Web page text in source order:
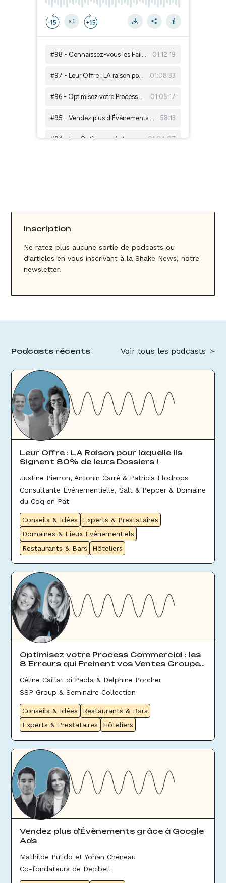
Inscription
Ne ratez plus aucune sortie de podcasts ou
d'articles en vous inscrivant à la Shake News, notre
newsletter.
Podcasts récents Voir tous les podcasts
Leur Offre : LA Raison pour laquelle ils
Signent 80% de leurs Dossiers !
Justine Pierron, Antonin Carré & Patricia Flodrops
Consultante Événementielle, Salt & Pepper & Domaine
du Coq en Pat
Conseils & Idées
Experts & Prestataires
Domaines & Lieux Événementiels
Restaurants & Bars
Hôteliers
Optimisez votre Process Commercial : les
8 Erreurs qui Freinent vos Ventes Groupes
Céline Caillat di Paola & Delphine Porcher
SSP Group & Seminaire Collection
Conseils & Idées
Restaurants & Bars
Experts & Prestataires
Hôteliers
Vendez plus d'Évènements grâce à Google
Ads
Mathilde Pulido et Yohan Chéneau
Co-fondateurs de Decibell